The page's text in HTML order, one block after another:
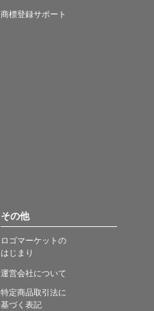
商標登録サポート
その他
ロゴマーケットの
はじまり
運営会社について
特定商品取引法に
基づく表記